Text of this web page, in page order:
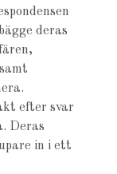
deras
efter svar
Deras
in i ett